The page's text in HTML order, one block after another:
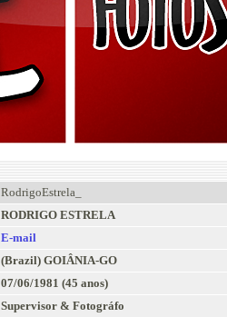
RodrigoEstrela_
RODRIGO ESTRELA
E-mail
(Brazil) GOIÂNIA-GO
07/06/1981 (45 anos)
Supervisor & Fotográfo